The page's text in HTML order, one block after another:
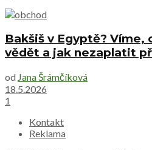
Bakšiš v Egyptě? Víme,
vědět a jak nezaplatit
od Jana Šrámčíková
18.5.2026
1
Kontakt
Reklama